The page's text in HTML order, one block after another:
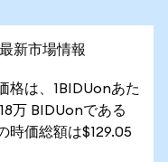
市場情報
格は、1BIDUonあた
万 BIDUonである
時価総額は$129.05